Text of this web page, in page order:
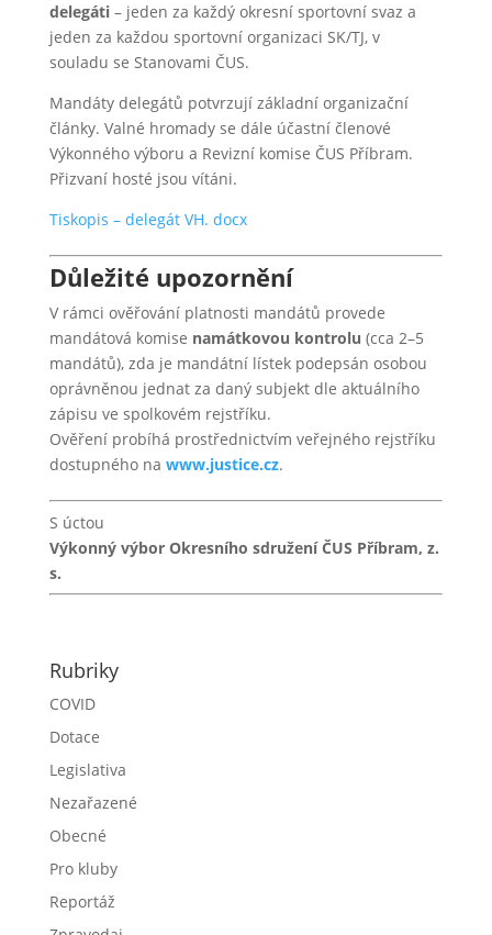
delegáti– jeden za každý okresní sportovní svaz a
jeden za každou sportovní organizaci SK/TJ, v
souladu se Stanovami ČUS.
Mandáty delegátů potvrzují základní organizační
články. Valné hromady se dále účastní členové
Výkonného výboru a Revizní komise ČUS Příbram.
Přizvaní hosté jsou vítáni.
Tiskopis – delegát VH. docx
Důležité upozornění
V rámci ověřování platnosti mandátů provede
mandátová komise namátkovou kontrolu (cca 2–5
mandátů), zda je mandátní lístek podepsán osobou
oprávněnou jednat za daný subjekt dle aktuálního
zápisu ve spolkovém rejstříku.
Ověření probíhá prostřednictvím veřejného rejstříku
dostupného na www.justice.cz.
S úctou
Výkonný výbor Okresního sdružení ČUS Příbram, z.
s.
Rubriky
COVID
Dotace
Legislativa
Nezařazené
Obecné
Pro kluby
Reportáž